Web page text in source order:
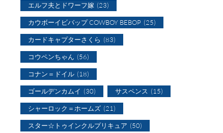
エルフ夫とドワーフ嫁 (23)
カウボーイビバップ COWBOY BEBOP (25)
カードキャプターさくら (83)
コウペンちゃん (56)
コナン＝ドイル (18)
ゴールデンカムイ (30) サスペンス (15)
シャーロック＝ホームズ (21)
スター☆トゥインクルプリキュア (50)